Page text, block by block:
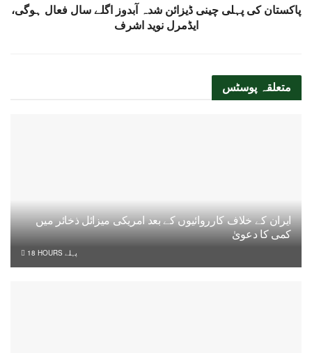
پاکستان کی پہلی چینی ڈیزائن شدہ آبدوز اگلے سال فعال ہوگی،
ایڈمرل نوید اشرف
متعلقہ پوسٹس
ایران کے خلاف کارروائیوں کے بعد امریکی میزائل ذخائر میں
کمی کا دعویٰ
18 HOURS پہلے